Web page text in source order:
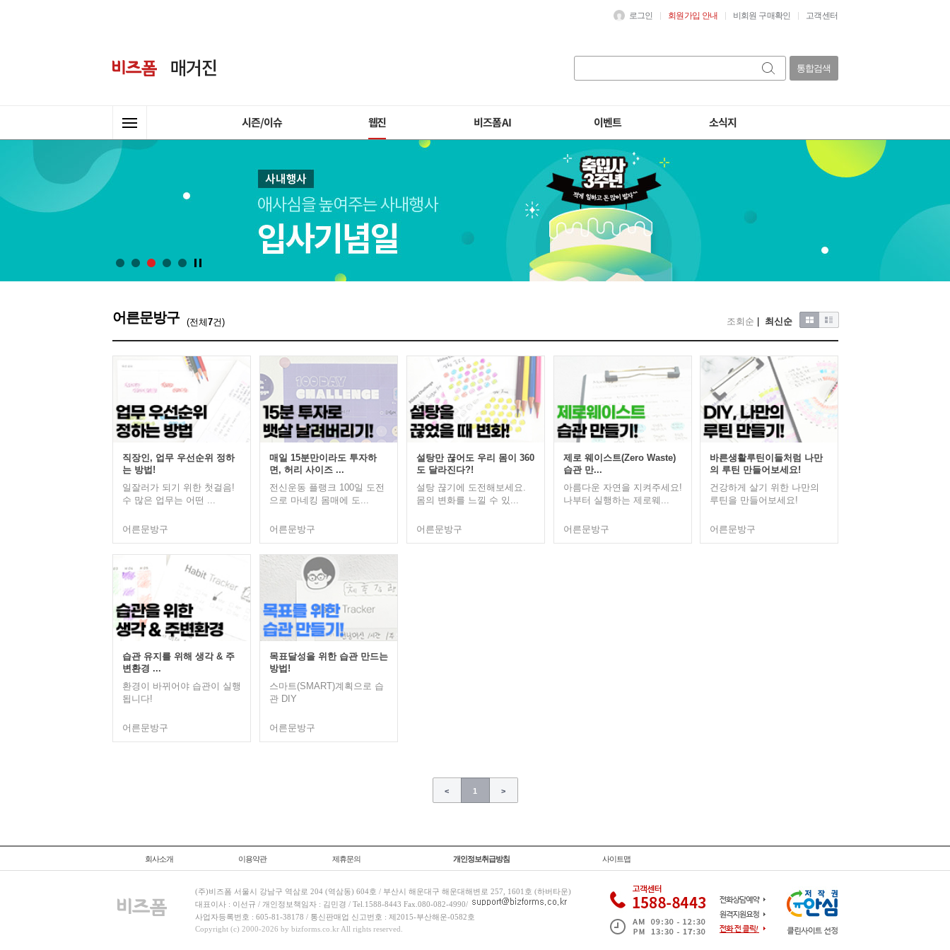
로그인 회원가입 안내 비회원 구매확인 고객센터
통합검색
시즌/이슈 웹진 비즈폼 AI 이벤트 소식지
어른문방구 (전체7건) 조회순 최신순
직장인, 업무 우선순위 정하
는 방법!
일잘러가 되기 위한 첫걸음!
수 많은 업무는 어떤 ...
어른문방구
매일 15분만이라도 투자하
면, 허리 사이즈 ...
전신운동 플랭크 100일 도전
으로 마네킹 몸매에 도...
어른문방구
설탕만 끊어도 우리 몸이 360
도 달라진다?!
설탕 끊기에 도전해보세요.
몸의 변화를 느낄 수 있...
어른문방구
제로 웨이스트(Zero Waste)
습관 만...
아름다운 자연을 지켜주세요!
나부터 실행하는 제로웨...
어른문방구
바른생활루틴이들처럼 나만
의 루틴 만들어보세요!
건강하게 살기 위한 나만의
루틴을 만들어보세요!
어른문방구
습관 유지를 위해 생각 & 주
변환경 ...
환경이 바뀌어야 습관이 실행
됩니다!
어른문방구
목표달성을 위한 습관 만드는
방법!
스마트(SMART)계획으로 습
관 DIY
어른문방구
< 1 >
회사소개 이용약관 제휴문의 개인정보취급방침 사이트맵
(주)비즈폼 서울시 강남구 역삼로 204 (역삼동) 604호 / 부산시 해운대구 해운대해변로 257, 1601호 (하버타운)
대표이사 : 이선규 / 개인정보책임자 : 김민경 / Tel.1588-8443 Fax.080-082-4990/
사업자등록번호 : 605-81-38178 / 통신판매업 신고번호 : 제2015-부산해운-0582호
Copyright (c) 2000-2026 by bizforms.co.kr All rights reserved.